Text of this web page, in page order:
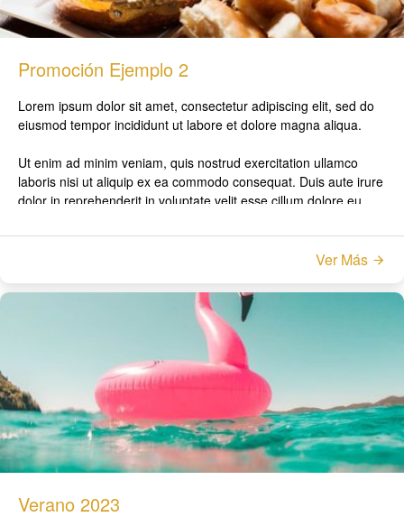
Promoción Ejemplo 2
Lorem ipsum dolor sit amet, consectetur adipiscing elit, sed do
eiusmod tempor incididunt ut labore et dolore magna aliqua.
Ut enim ad minim veniam, quis nostrud exercitation ullamco
laboris nisi ut aliquip ex ea commodo consequat. Duis aute irure
dolor in reprehenderit in voluptate velit esse cillum dolore eu
Excepteur sint occaecat cupidatat non proident, sunt in culpa qui
Ver Más
Verano 2023